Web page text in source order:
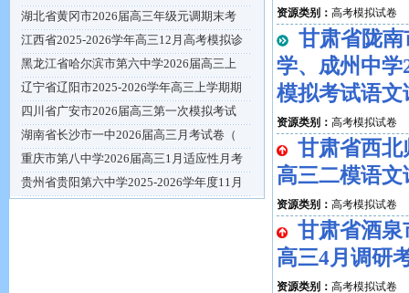
湖北省黄冈市2026届高三年级元调期末考
江西省2025-2026学年高三12月高考模拟诊
黑龙江省哈尔滨市第六中学2026届高三上
辽宁省辽阳市2025-2026学年高三上学期期
四川省广安市2026届高三第一次模拟考试
湖南省长沙市一中2026届高三月考试卷（
重庆市第八中学2026届高三1月适应性月考
贵州省贵阳第六中学2025-2026学年度11月
资源类别： 高考模拟试卷
甘肃省陇
学、成州中学
模拟考试语
资源类别： 高考模拟试卷
甘肃省西北
高三二模语
资源类别： 高考模拟试卷
甘肃省酒泉
高三4月调研
资源类别： 高考模拟试卷